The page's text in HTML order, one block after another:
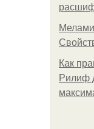
Как
Рилиф